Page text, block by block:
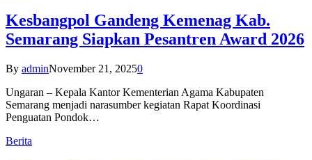
Kesbangpol Gandeng Kemenag Kab.
Semarang Siapkan Pesantren Award 2026
By adminNovember 21, 20250
Ungaran – Kepala Kantor Kementerian Agama Kabupaten
Semarang menjadi narasumber kegiatan Rapat Koordinasi
Penguatan Pondok…
Berita